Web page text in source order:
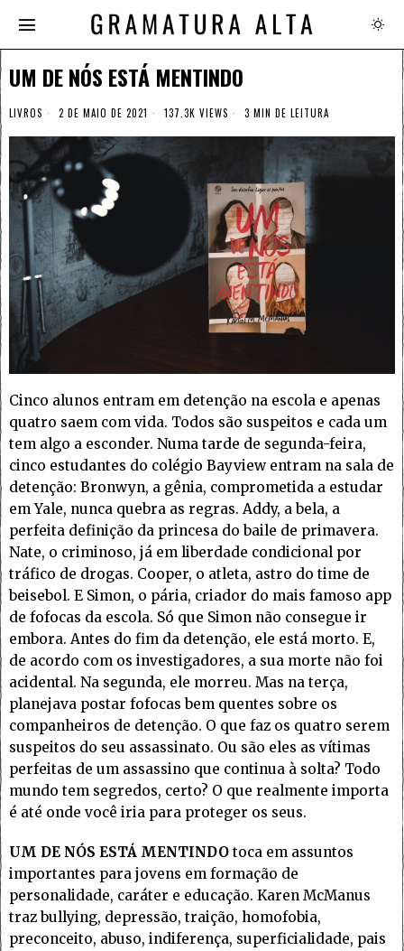
UM DE NÓS ESTÁ MENTINDO
LIVROS 2 DE MAIO DE 2021 137.3K VIEWS 3 MIN DE LEITURA
Cinco alunos entram em detenção na escola e apenas
quatro saem com vida. Todos são suspeitos e cada um
tem algo a esconder. Numa tarde de segunda-feira,
cinco estudantes do colégio Bayview entram na sala de
detenção: Bronwyn, a gênia, comprometida a estudar
em Yale, nunca quebra as regras. Addy, a bela, a
perfeita definição da princesa do baile de primavera.
Nate, o criminoso, já em liberdade condicional por
tráfico de drogas. Cooper, o atleta, astro do time de
beisebol. E Simon, o pária, criador do mais famoso app
de fofocas da escola. Só que Simon não consegue ir
embora. Antes do fim da detenção, ele está morto. E,
de acordo com os investigadores, a sua morte não foi
acidental. Na segunda, ele morreu. Mas na terça,
planejava postar fofocas bem quentes sobre os
companheiros de detenção. O que faz os quatro serem
suspeitos do seu assassinato. Ou são eles as vítimas
perfeitas de um assassino que continua à solta? Todo
mundo tem segredos, certo? O que realmente importa
é até onde você iria para proteger os seus.
UM DE NÓS ESTÁ MENTINDO toca em assuntos
importantes para jovens em formação de
personalidade, caráter e educação. Karen McManus
traz bullying, depressão, traição, homofobia,
preconceito, abuso, indiferença, superficialidade, pais